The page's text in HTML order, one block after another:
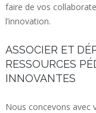
faire de vos
l’innovation.
ASSOCIER ET
RESSOURCES
INNOVANTES
Nous concevons avec